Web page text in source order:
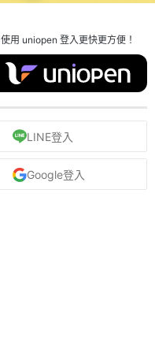
使用 uniopen 登入更快更方便！
LINE登入
Google登入